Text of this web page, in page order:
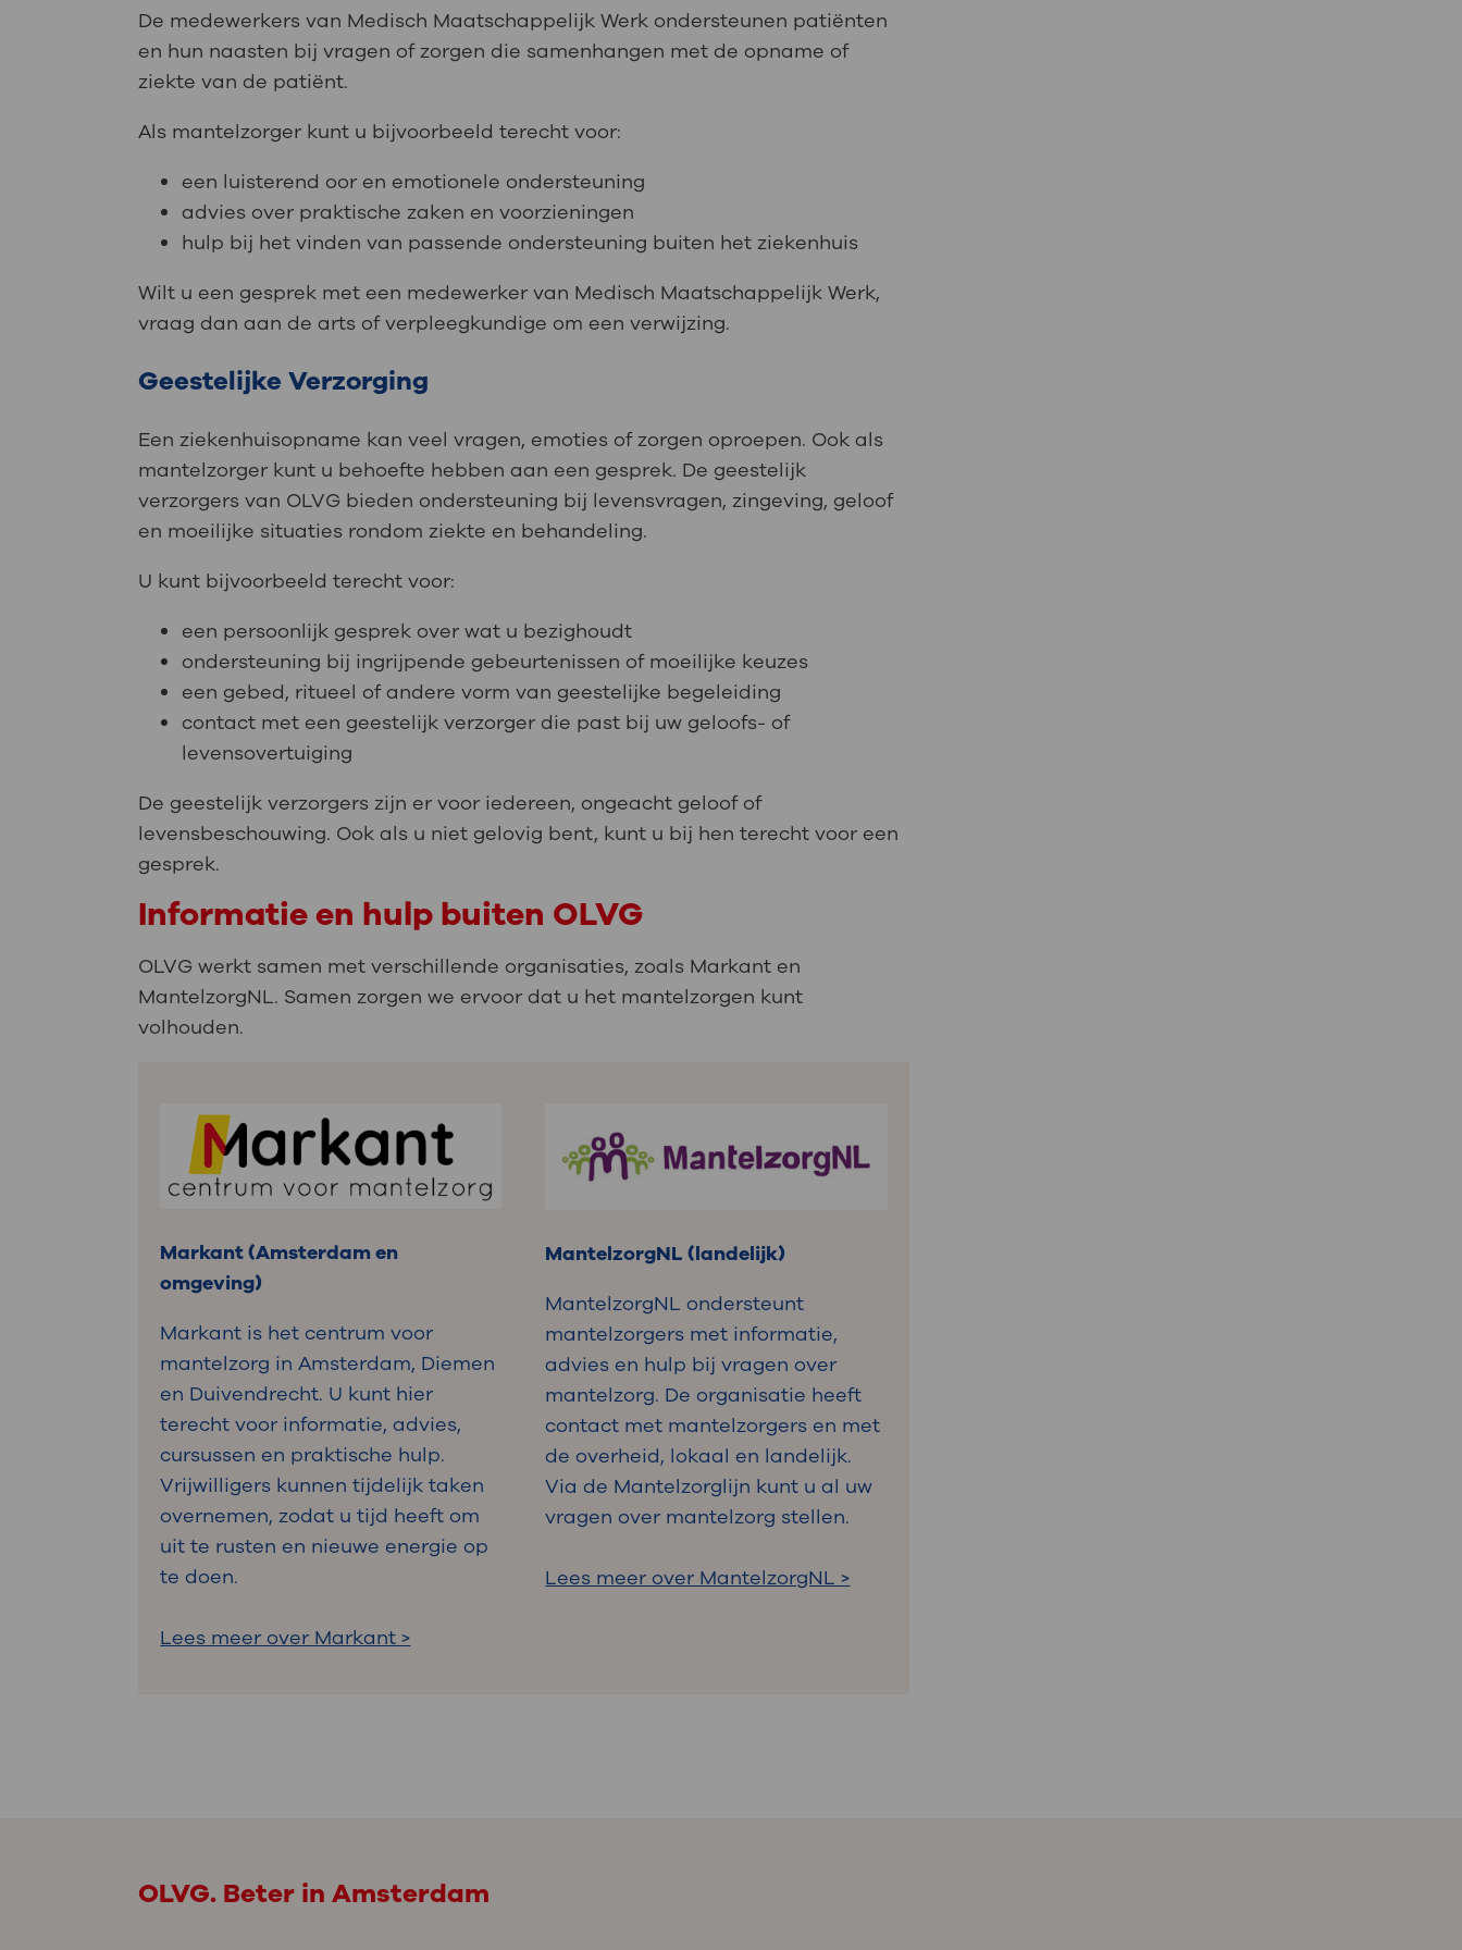
De medewerkers van Medisch Maatschappelijk Werk ondersteunen patiënten
en hun naasten bij vragen of zorgen die samenhangen met de opname of
ziekte van de patiënt.
Als mantelzorger kunt u bijvoorbeeld terecht voor:
een luisterend oor en emotionele ondersteuning
advies over praktische zaken en voorzieningen
hulp bij het vinden van passende ondersteuning buiten het ziekenhuis
Wilt u een gesprek met een medewerker van Medisch Maatschappelijk Werk,
vraag dan aan de arts of verpleegkundige om een verwijzing.
Geestelijke Verzorging
Een ziekenhuisopname kan veel vragen, emoties of zorgen oproepen. Ook als
mantelzorger kunt u behoefte hebben aan een gesprek. De geestelijk
verzorgers van OLVG bieden ondersteuning bij levensvragen, zingeving, geloof
en moeilijke situaties rondom ziekte en behandeling.
U kunt bijvoorbeeld terecht voor:
een persoonlijk gesprek over wat u bezighoudt
ondersteuning bij ingrijpende gebeurtenissen of moeilijke keuzes
een gebed, ritueel of andere vorm van geestelijke begeleiding
contact met een geestelijk verzorger die past bij uw geloofs- of
levensovertuiging
De geestelijk verzorgers zijn er voor iedereen, ongeacht geloof of
levensbeschouwing. Ook als u niet gelovig bent, kunt u bij hen terecht voor een
gesprek.
Informatie en hulp buiten OLVG
OLVG werkt samen met verschillende organisaties, zoals Markant en
MantelzorgNL. Samen zorgen we ervoor dat u het mantelzorgen kunt
volhouden.
Markant (Amsterdam en
omgeving)
Markant is het centrum voor
mantelzorg in Amsterdam, Diemen
en Duivendrecht. U kunt hier
terecht voor informatie, advies,
cursussen en praktische hulp.
Vrijwilligers kunnen tijdelijk taken
overnemen, zodat u tijd heeft om
uit te rusten en nieuwe energie op
te doen.
Lees meer over Markant >
MantelzorgNL (landelijk)
MantelzorgNL ondersteunt
mantelzorgers met informatie,
advies en hulp bij vragen over
mantelzorg. De organisatie heeft
contact met mantelzorgers en met
de overheid, lokaal en landelijk.
Via de Mantelzorglijn kunt u al uw
vragen over mantelzorg stellen.
Lees meer over MantelzorgNL >
OLVG. Beter in Amsterdam